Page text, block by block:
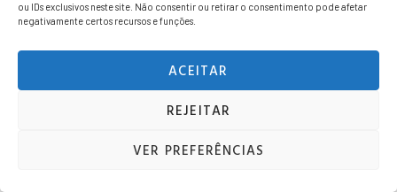
ou IDs exclusivos neste site. Não consentir ou retirar o consentimento pode afetar
negativamente certos recursos e funções.
ACEITAR
REJEITAR
VER PREFERÊNCIAS